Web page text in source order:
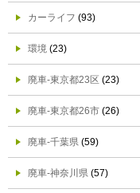
カーライフ (93)
環境 (23)
廃車-東京都23区 (23)
廃車-東京都26市 (26)
廃車-千葉県 (59)
廃車-神奈川県 (57)